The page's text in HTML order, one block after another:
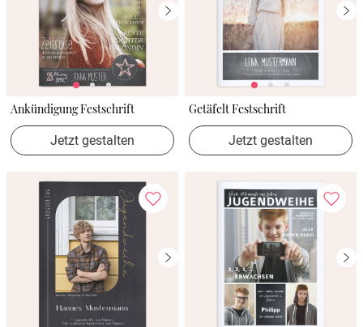
Ankündigung Festschrift
Jetzt gestalten
Getäfelt Festschrift
Jetzt gestalten